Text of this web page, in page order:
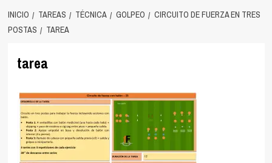
INICIO TAREAS TÉCNICA GOLPEO
CIRCUITO DE FUERZA EN TRES
POSTAS
TAREA
tarea